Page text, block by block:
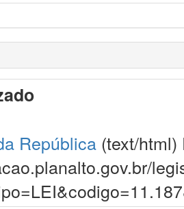
República (text/html)